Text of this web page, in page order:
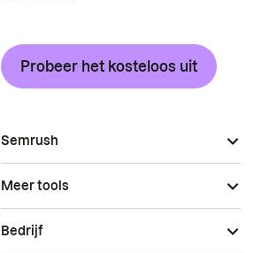
Probeer het kosteloos uit
Semrush
Meer tools
Bedrijf